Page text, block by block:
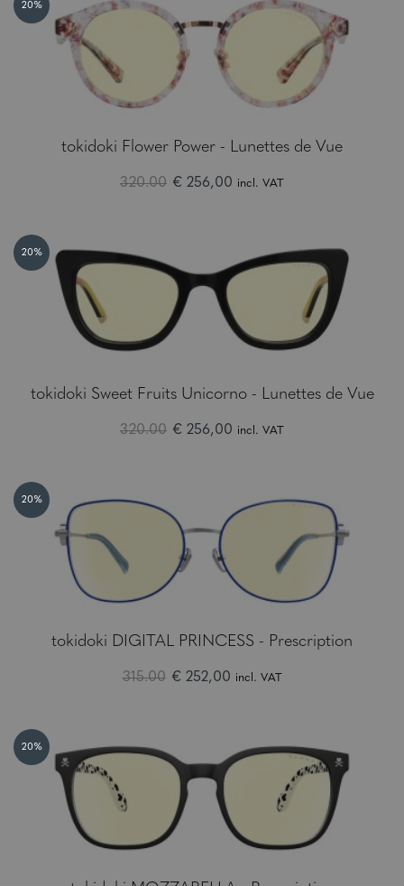
20%
tokidoki Flower Power - Lunettes de Vue
320.00 € 256,00 incl. VAT
20%
tokidoki Sweet Fruits Unicorno - Lunettes de Vue
320.00 € 256,00 incl. VAT
20%
tokidoki DIGITAL PRINCESS - Prescription
315.00 € 252,00 incl. VAT
20%